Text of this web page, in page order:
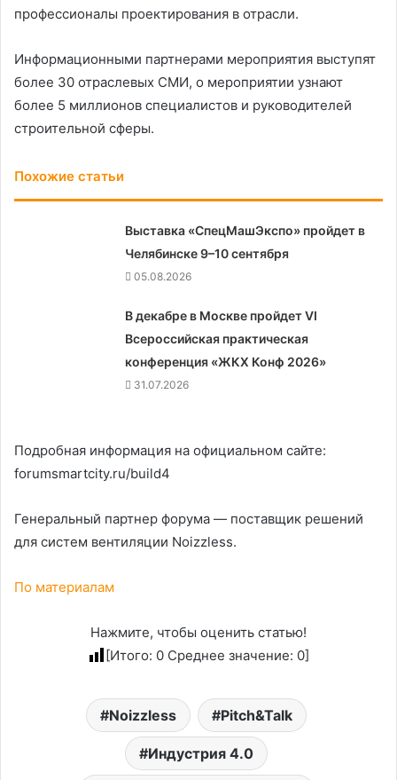
профессионалы проектирования в отрасли.
Информационными партнерами мероприятия выступят
более 30 отраслевых СМИ, о мероприятии узнают
более 5 миллионов специалистов и руководителей
строительной сферы.
Похожие статьи
Выставка «СпецМашЭкспо» пройдет в
Челябинске 9–10 сентября
05.08.2026
В декабре в Москве пройдет VI
Всероссийская практическая
конференция «ЖКХ Конф 2026»
31.07.2026
Подробная информация на официальном сайте:
forumsmartcity.ru/build4
Генеральный партнер форума — поставщик решений
для систем вентиляции Noizzless.
По материалам
Нажмите, чтобы оценить статью!
[Итого: 0 Среднее значение: 0]
Noizzless Pitch&Talk
Индустрия 4.0